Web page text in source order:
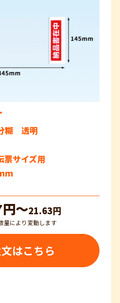
糊 透明
票サイズ用
ｍ
〜21.63円
量により変動します
はこちら